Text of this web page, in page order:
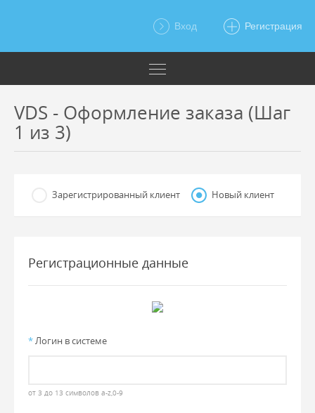
Вход Регистрация
VDS - Оформление заказа (Шаг
1 из 3)
Зарегистрированный клиент Новый клиент
Регистрационные данные
*Логин в системе
от 3 до 13 символов a-z,0-9